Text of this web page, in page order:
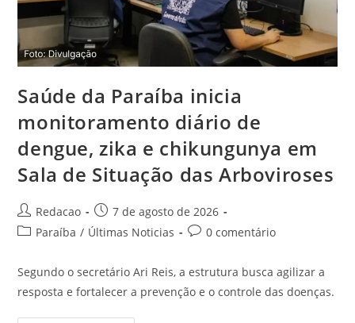
Saúde da Paraíba inicia
monitoramento diário de
dengue, zika e chikungunya em
Sala de Situação das Arboviroses
Redacao
7 de agosto de 2026
Paraíba / Últimas Noticias 0 comentário
Segundo o secretário Ari Reis, a estrutura busca agilizar a
resposta e fortalecer a prevenção e o controle das doenças.